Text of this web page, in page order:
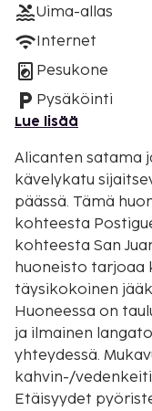
Uima-allas
Internet
Pesukone
Pysäköinti
Lue lisää
Alicanten satama
kävelykatu
päässä. Tämä huoneisto sijaitsee 6 km:n päässä
kohteesta
kohteesta San
huoneisto tarjoaa
täysikokoinen
Huoneessa on
ja ilmainen
yhteydessä. Mukavuuksiin
kahvin-/
Etäisyydet